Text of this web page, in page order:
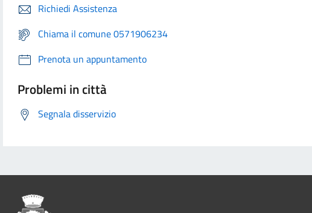
Richiedi Assistenza
Chiama il comune 0571906234
Prenota un appuntamento
Problemi in città
Segnala disservizio